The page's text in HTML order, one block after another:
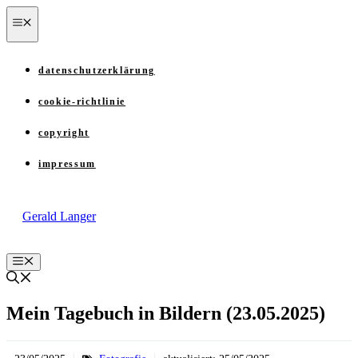
Zum
Inhalt
springen
datenschutzerklärung
cookie-richtlinie
copyright
impressum
Gerald Langer
Menü
Mein Tagebuch in Bildern (23.05.2025)